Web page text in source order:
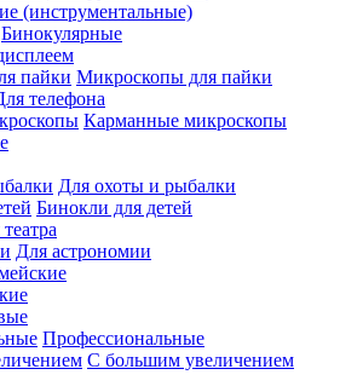
(инструментальные)
Бинокулярные
Микроскопы для пайки
телефона
Карманные микроскопы
Для охоты и рыбалки
Бинокли для детей
Для астрономии
Профессиональные
С большим увеличением